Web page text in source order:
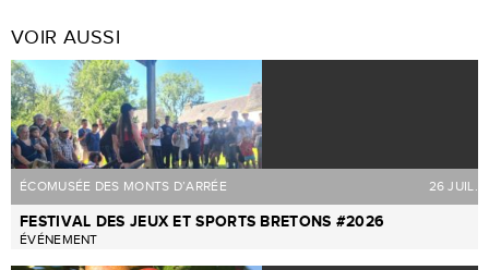
VOIR AUSSI
ÉCOMUSÉE DES MONTS D’ARRÉE 26 JUIL.
FESTIVAL DES JEUX ET SPORTS BRETONS #2026
ÉVÉNEMENT